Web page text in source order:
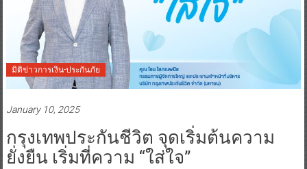
มิติข่าวการเงิน-ประกันภัย
January 10, 2025
กรุงเทพประกันชีวิต จุดเริ่มต้นความ
ยั่งยืน เริ่มที่ความ “ใส่ใจ”